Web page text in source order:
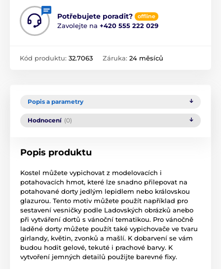
Potřebujete poradit? offline
Zavolejte na +420 555 222 029
Kód produktu: 32.7063 Záruka: 24 měsíců
Popis a parametry
Hodnocení (0)
Popis produktu
Kostel můžete vypichovat z modelovacích i
potahovacích hmot, které lze snadno přilepovat na
potahované dorty jedlým lepidlem nebo královskou
glazurou. Tento motiv můžete použít například pro
sestavení vesničky podle Ladovských obrázků anebo
při vytváření dortů s vánoční tematikou. Pro vánočně
laděné dorty můžete použít také vypichovače ve tvaru
girlandy, květin, zvonků a mašlí. K dobarvení se vám
budou hodit gelové, tekuté i prachové barvy. K
vytvoření jemných detailů použijte barevné fixy.